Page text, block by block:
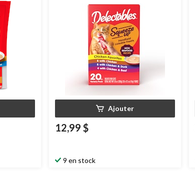
variées, paq. 20
Ajouter
12,99 $
9 en stock